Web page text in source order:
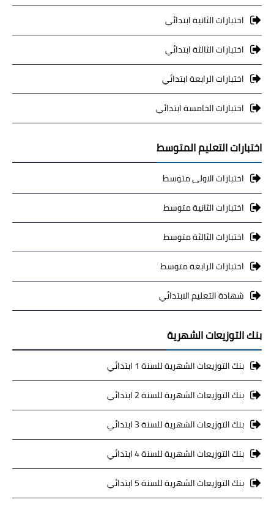
اختبارات الثانية ابتدائي
اختبارات الثالثة ابتدائي
اختبارات الرابعة ابتدائي
اختبارات الخامسة ابتدائي
اختبارات التعليم المتوسط
اختبارات الاولى متوسط
اختبارات الثانية متوسط
اختبارات الثالثة متوسط
اختبارات الرابعة متوسط
شهادة التعليم الابتدائي
بنك التوزيعات الشهرية
بنك التوزيعات الشهرية للسنة 1 ابتدائي
بنك التوزيعات الشهرية للسنة 2 ابتدائي
بنك التوزيعات الشهرية للسنة 3 ابتدائي
بنك التوزيعات الشهرية للسنة 4 ابتدائي
بنك التوزيعات الشهرية للسنة 5 ابتدائي